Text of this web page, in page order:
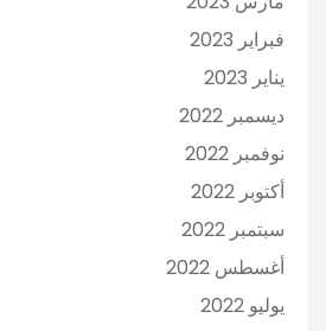
فبراير 2023
يناير 2023
ديسمبر 2022
نوفمبر 2022
أكتوبر 2022
سبتمبر 2022
أغسطس 2022
يوليو 2022